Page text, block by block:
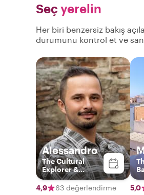
Seçyerelin
Her biri benzersiz bakış
durumunu kontrol et ve
Alessandro
The Cultural
Explorer &
Barcelona
Storyteller
4,9 63 değerlendirme 5,0